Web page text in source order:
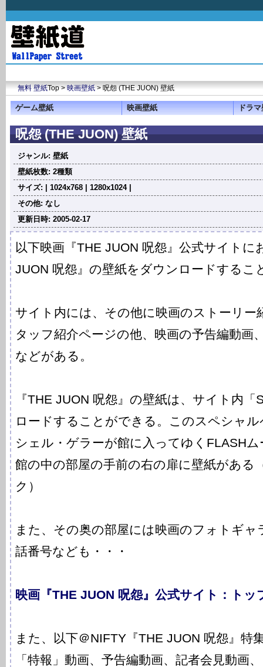
無料 壁紙Top >映画壁紙> 呪怨 (THE JUON) 壁紙
ゲーム壁紙 映画壁紙 ドラ
呪怨 (THE JUON) 壁紙
ジャンル: 壁紙
壁紙枚数: 2種類
サイズ: | 1024x768 | 1280x1024 |
その他: なし
更新日時: 2005-02-17
以下映画『THE JUON 呪怨』公式サイトに
JUON 呪怨』の壁紙をダウンロードするこ
サイト内には、その他に映画のストーリー
タッフ紹介ページの他、映画の予告編動画
などがある。
『THE JUON 呪怨』の壁紙は、サイト内
ロードすることができる。このスペシャ
シェル・ゲラーが館に入ってゆくFLASH
館の中の部屋の手前の右の扉に壁紙がある
ク）
また、その奥の部屋には映画のフォトギャ
話番号なども・・・
映画『THE JUON 呪怨』公式サイト：トッ
また、以下＠NIFTY『THE JUON 呪怨』特
「特報」動画、予告編動画、記者会見動画